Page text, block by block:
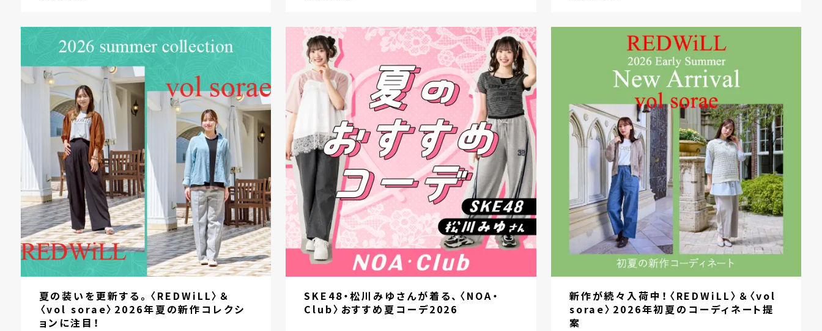
夏の装いを更新する。〈REDWiLL〉＆
〈vol sorae〉2026年夏の新作コレクシ
ョンに注目！
SKE48・松川みゆさんが着る、〈NOA・
Club〉おすすめ夏コーデ2026
新作が続々入荷中！〈REDWiLL〉＆〈vol
sorae〉2026年初夏のコーディネート提
案